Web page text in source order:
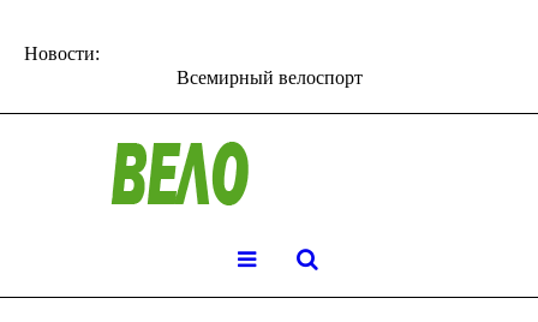
Новости:
Всемирный велоспорт